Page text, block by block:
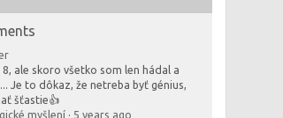
8, ale skoro všetko som len hádal a
Je to dôkaz, že netreba byť génius,
šťastie👍
myšlení· 5 years ago